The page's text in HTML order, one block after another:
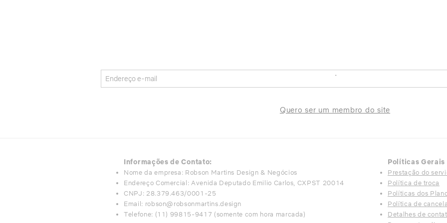
.
Quero ser um membro do site
Informações de Contato:
Nome da empresa: Robson Martins Design & Negócios
Endereço Comercial: Avenida Deputado Emilio Carlos, CXPST 20014
CNPJ: 28.379.463/0001-25
Email: robson@robsonmartins.design
Telefone: (11) 99815-9417 (somente com hora marcada)
Políticas Gerais
Prestação do
Política de troca
Políticas dos
Política de
Detalhes de